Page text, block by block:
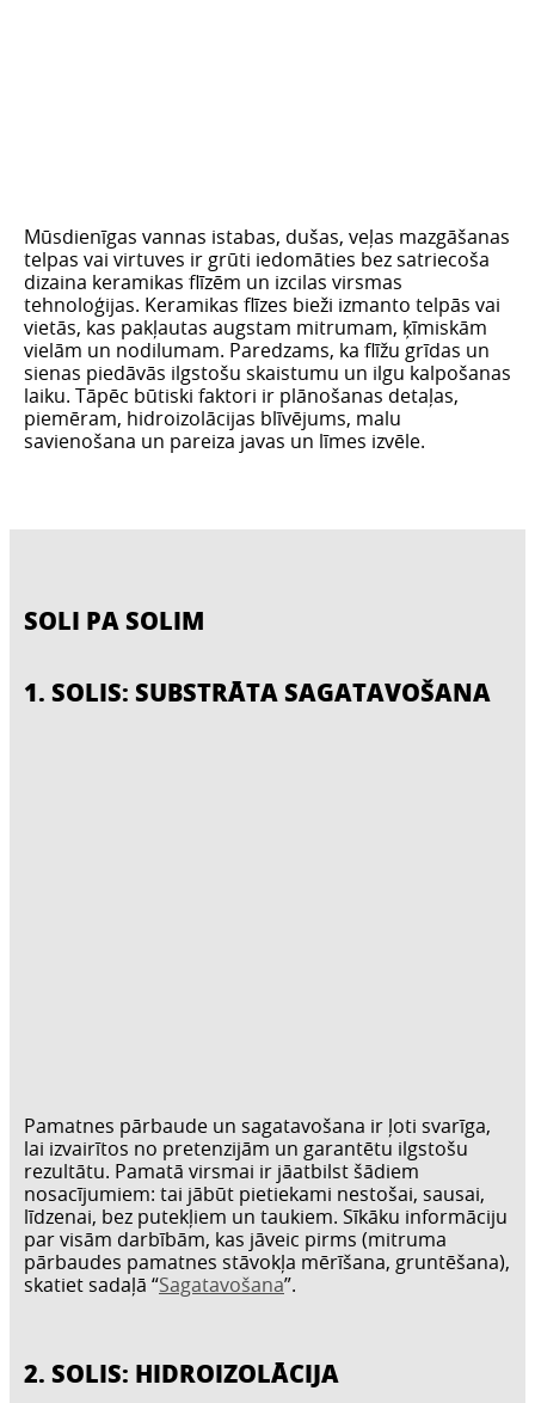
Mūsdienīgas vannas istabas, dušas, veļas mazgāšanas
telpas vai virtuves ir grūti iedomāties bez satriecoša
dizaina keramikas flīzēm un izcilas virsmas
tehnoloģijas. Keramikas flīzes bieži izmanto telpās vai
vietās, kas pakļautas augstam mitrumam, ķīmiskām
vielām un nodilumam. Paredzams, ka flīžu grīdas un
sienas piedāvās ilgstošu skaistumu un ilgu kalpošanas
laiku. Tāpēc būtiski faktori ir plānošanas detaļas,
piemēram, hidroizolācijas blīvējums, malu
savienošana un pareiza javas un līmes izvēle.
SOLI PA SOLIM
1. SOLIS: SUBSTRĀTA SAGATAVOŠANA
Pamatnes pārbaude un sagatavošana ir ļoti svarīga,
lai izvairītos no pretenzijām un garantētu ilgstošu
rezultātu. Pamatā virsmai ir jāatbilst šādiem
nosacījumiem: tai jābūt pietiekami nestošai, sausai,
līdzenai, bez putekļiem un taukiem. Sīkāku informāciju
par visām darbībām, kas jāveic pirms (mitruma
pārbaudes pamatnes stāvokļa mērīšana, gruntēšana),
skatiet sadaļā “Sagatavošana”.
2. SOLIS: HIDROIZOLĀCIJA